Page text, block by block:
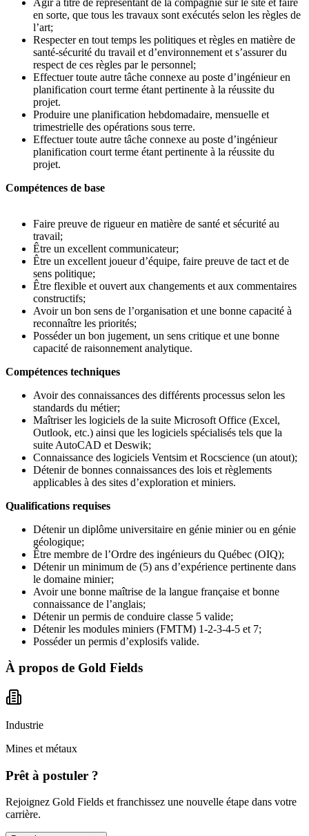
en sorte, que tous les travaux sont exécutés selon les règles de
l’art;
Respecter en tout temps les politiques et règles en matière de
santé-sécurité du travail et d’environnement et s’assurer du
respect de ces règles par le personnel;
Effectuer toute autre tâche connexe au poste d’ingénieur en
planification court terme étant pertinente à la réussite du
projet.
Produire une planification hebdomadaire, mensuelle et
trimestrielle des opérations sous terre.
Effectuer toute autre tâche connexe au poste d’ingénieur
planification court terme étant pertinente à la réussite du
projet.
Compétences de base
Faire preuve de rigueur en matière de santé et sécurité au
travail;
Être un excellent communicateur;
Être un excellent joueur d’équipe, faire preuve de tact et de
sens politique;
Être flexible et ouvert aux changements et aux commentaires
constructifs;
Avoir un bon sens de l’organisation et une bonne capacité à
reconnaître les priorités;
Posséder un bon jugement, un sens critique et une bonne
capacité de raisonnement analytique.
Compétences techniques
Avoir des connaissances des différents processus selon les
standards du métier;
Maîtriser les logiciels de la suite Microsoft Office (Excel,
Outlook, etc.) ainsi que les logiciels spécialisés tels que la
suite AutoCAD et Deswik;
Connaissance des logiciels Ventsim et Rocscience (un atout);
Détenir de bonnes connaissances des lois et règlements
applicables à des sites d’exploration et miniers.
Qualifications requises
Détenir un diplôme universitaire en génie minier ou en génie
géologique;
Être membre de l’Ordre des ingénieurs du Québec (OIQ);
Détenir un minimum de (5) ans d’expérience pertinente dans
le domaine minier;
Avoir une bonne maîtrise de la langue française et bonne
connaissance de l’anglais;
Détenir un permis de conduire classe 5 valide;
Détenir les modules miniers (FMTM) 1-2-3-4-5 et 7;
Posséder un permis d’explosifs valide.
À propos de Gold Fields
Industrie
Mines et métaux
Prêt à postuler ?
Rejoignez Gold Fields et franchissez une nouvelle étape dans votre
carrière.